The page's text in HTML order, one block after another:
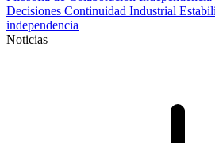
Decisiones Continuidad Industrial
independencia
Noticias